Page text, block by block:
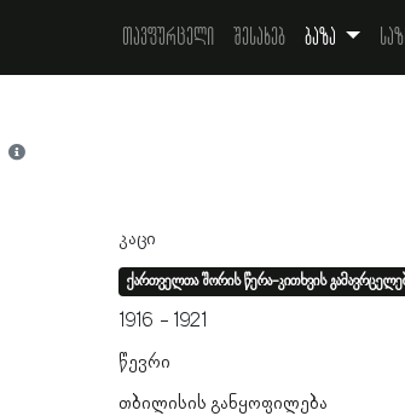
თავფურცელი შესახებ ბაზა
კაცი
ქართველთა შორის წერა-კითხვის
1916
1921
წევრი
თბილისის განყოფილება